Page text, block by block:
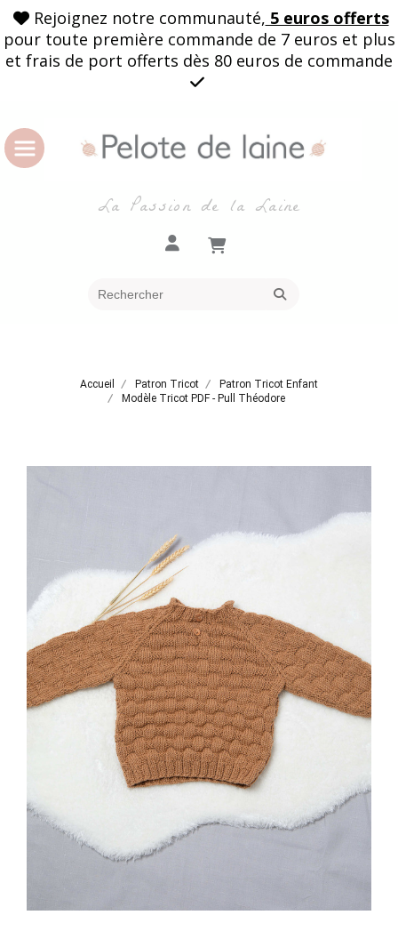
 Rejoignez notre communauté, 5 euros offerts
pour toute première commande de 7 euros et plus
et frais de port offerts dès 80 euros de commande

La Passion de la Laine
Accueil Patron Tricot
Patron Tricot Enfant
Modèle Tricot PDF - Pull Théodore